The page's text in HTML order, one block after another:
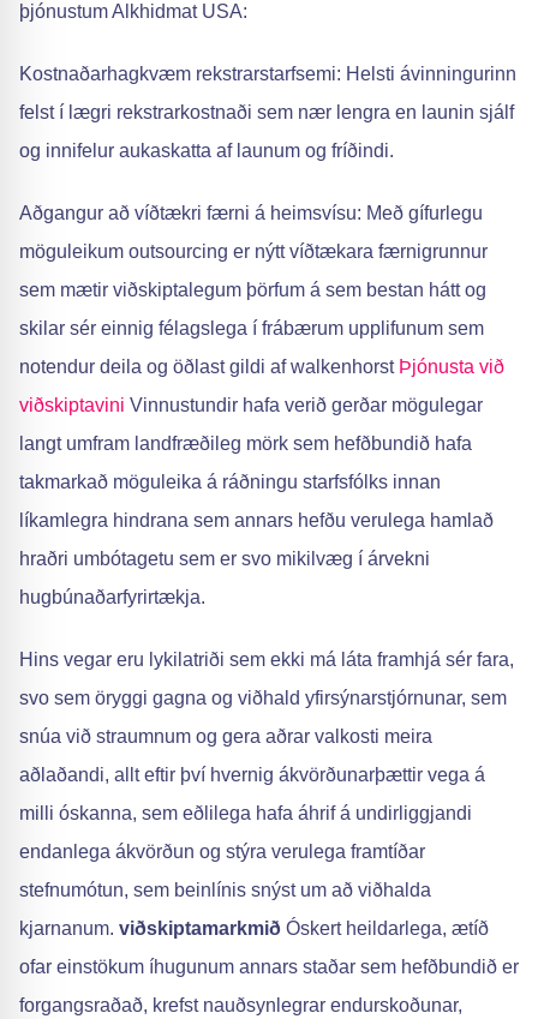
þjónustum Alkhidmat USA:
Kostnaðarhagkvæm rekstrarstarfsemi: Helsti ávinningurinn
felst í lægri rekstrarkostnaði sem nær lengra en launin sjálf
og innifelur aukaskatta af launum og fríðindi.
Aðgangur að víðtækri færni á heimsvísu: Með gífurlegu
möguleikum outsourcing er nýtt víðtækara færnigrunnur
sem mætir viðskiptalegum þörfum á sem bestan hátt og
skilar sér einnig félagslega í frábærum upplifunum sem
notendur deila og öðlast gildi af walkenhorst Þjónusta við
viðskiptavini Vinnustundir hafa verið gerðar mögulegar
langt umfram landfræðileg mörk sem hefðbundið hafa
takmarkað möguleika á ráðningu starfsfólks innan
líkamlegra hindrana sem annars hefðu verulega hamlað
hraðri umbótagetu sem er svo mikilvæg í árvekni
hugbúnaðarfyrirtækja.
Hins vegar eru lykilatriði sem ekki má láta framhjá sér fara,
svo sem öryggi gagna og viðhald yfirsýnarstjórnunar, sem
snúa við straumnum og gera aðrar valkosti meira
aðlaðandi, allt eftir því hvernig ákvörðunarþættir vega á
milli óskanna, sem eðlilega hafa áhrif á undirliggjandi
endanlega ákvörðun og stýra verulega framtíðar
stefnumótun, sem beinlínis snýst um að viðhalda
kjarnanum. viðskiptamarkmið Óskert heildarlega, ætíð
ofar einstökum íhugunum annars staðar sem hefðbundið er
forgangsraðað, krefst nauðsynlegrar endurskoðunar,